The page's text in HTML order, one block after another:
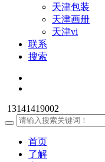
天津包装
天津画册
天津vi
联系
搜索
13141419002
首页
了解